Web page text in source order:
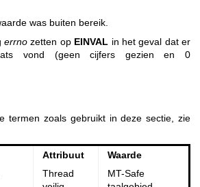
was buiten bereik.
errno zetten op EINVAL in het geval dat er
vond (geen cijfers gezien en 0
termen zoals gebruikt in deze sectie, zie
Attribuut
Waarde
Thread
MT-Safe